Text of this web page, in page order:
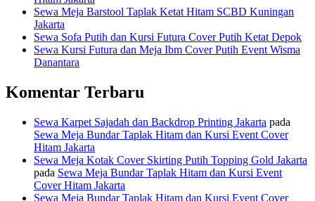
Sewa Meja Barstool Taplak Ketat Hitam SCBD Kuningan
Jakarta
Sewa Sofa Putih dan Kursi Futura Cover Putih Ketat Depok
Sewa Kursi Futura dan Meja Ibm Cover Putih Event Wisma
Danantara
Komentar Terbaru
Sewa Karpet Sajadah dan Backdrop Printing Jakarta pada
Sewa Meja Bundar Taplak Hitam dan Kursi Event Cover
Hitam Jakarta
Sewa Meja Kotak Cover Skirting Putih Topping Gold Jakarta
pada Sewa Meja Bundar Taplak Hitam dan Kursi Event
Cover Hitam Jakarta
Sewa Meja Bundar Taplak Hitam dan Kursi Event Cover